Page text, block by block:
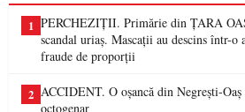
1 PERCHEZIȚII. Primărie din ȚARA
scandal uriaș. Mascații au descins într-o
fraude de proporții
2 ACCIDENT. O oșancă din Negrești-
octogenar